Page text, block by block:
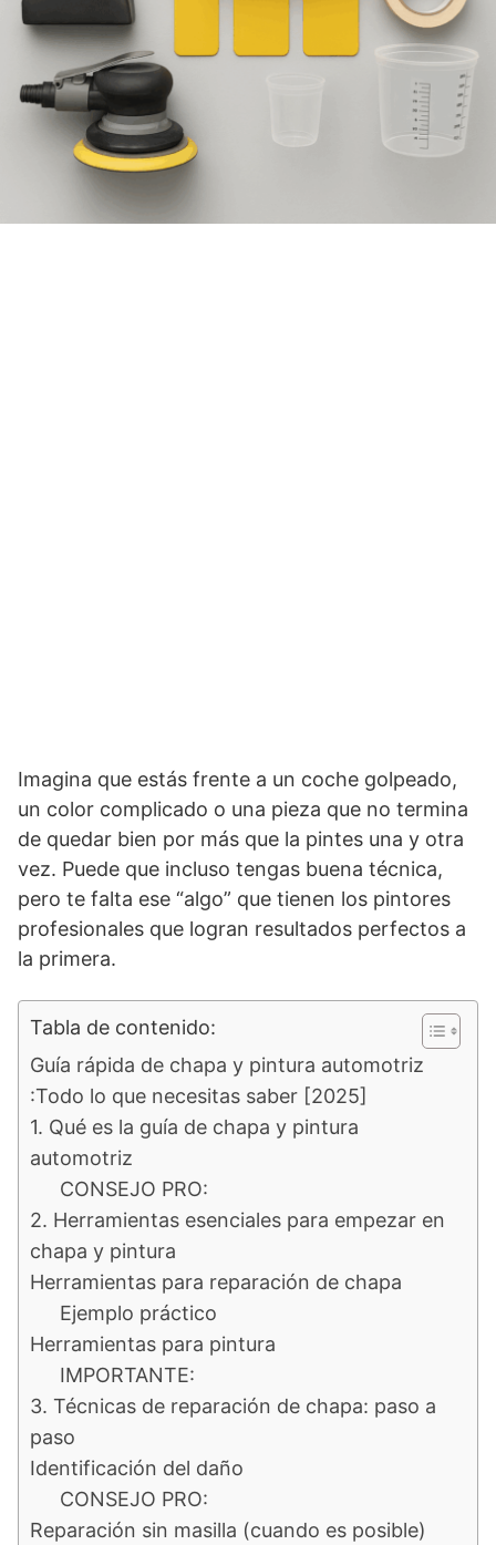
Imagina que estás frente a un coche golpeado,
un color complicado o una pieza que no termina
de quedar bien por más que la pintes una y otra
vez. Puede que incluso tengas buena técnica,
pero te falta ese “algo” que tienen los pintores
profesionales que logran resultados perfectos a
la primera.
Tabla de contenido:
Guía rápida de chapa y pintura automotriz
:Todo lo que necesitas saber [2025]
1. Qué es la guía de chapa y pintura
automotriz
CONSEJO PRO:
2. Herramientas esenciales para empezar en
chapa y pintura
Herramientas para reparación de chapa
Ejemplo práctico
Herramientas para pintura
IMPORTANTE:
3. Técnicas de reparación de chapa: paso a
paso
Identificación del daño
CONSEJO PRO:
Reparación sin masilla (cuando es posible)